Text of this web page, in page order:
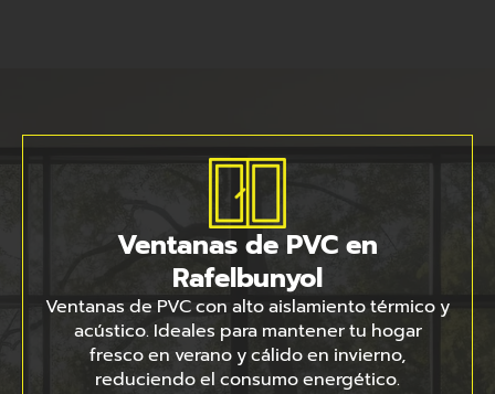
Ventanas de PVC en
Rafelbunyol
Ventanas de PVC con alto aislamiento térmico y
acústico. Ideales para mantener tu hogar
fresco en verano y cálido en invierno,
reduciendo el consumo energético.